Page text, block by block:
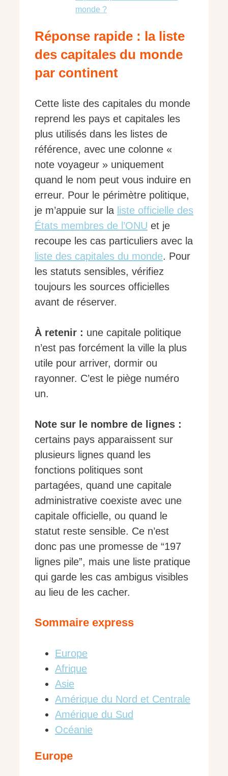
monde ?
Réponse rapide : la liste
des capitales du monde
par continent
Cette liste des capitales du monde
reprend les pays et capitales les
plus utilisés dans les listes de
référence, avec une colonne «
note voyageur » uniquement
quand le nom peut vous induire en
erreur. Pour le périmètre politique,
je m’appuie sur la liste officielle des
États membres de l’ONU et je
recoupe les cas particuliers avec la
liste des capitales du monde. Pour
les statuts sensibles, vérifiez
toujours les sources officielles
avant de réserver.
À retenir : une capitale politique
n’est pas forcément la ville la plus
utile pour arriver, dormir ou
rayonner. C’est le piège numéro
un.
Note sur le nombre de lignes :
certains pays apparaissent sur
plusieurs lignes quand les
fonctions politiques sont
partagées, quand une capitale
administrative coexiste avec une
capitale officielle, ou quand le
statut reste sensible. Ce n’est
donc pas une promesse de “197
lignes pile”, mais une liste pratique
qui garde les cas ambigus visibles
au lieu de les cacher.
Sommaire express
Europe
Afrique
Asie
Amérique du Nord et Centrale
Amérique du Sud
Océanie
Europe